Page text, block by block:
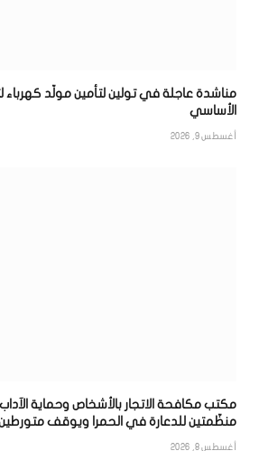
مناشدة عاجلة في تولين لتأمين مولّد كهرباء
الأساسي
أغسطس 9, 2026
مكتب مكافحة الاتجار بالأشخاص وحماية
منظّمتين للدعارة في الحمرا ويوقف
أغسطس 8, 2026